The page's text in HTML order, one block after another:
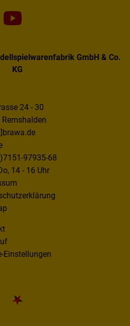
GmbH & Co.
KG
24 - 30
97935-68
14 - 16 Uhr
Einstellungen